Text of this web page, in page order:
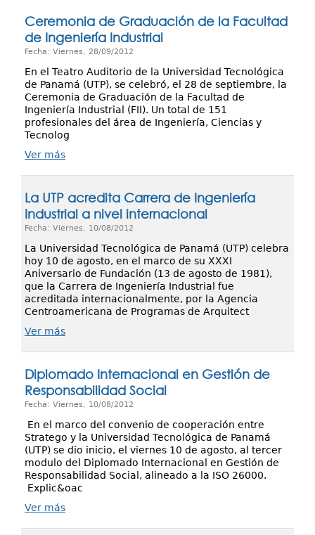
Ceremonia de Graduación de la Facultad
de Ingeniería Industrial
Fecha: Viernes, 28/09/2012
En el Teatro Auditorio de la Universidad Tecnológica
de Panamá (UTP), se celebró, el 28 de septiembre, la
Ceremonia de Graduación de la Facultad de
Ingeniería Industrial (FII). Un total de 151
profesionales del área de Ingeniería, Ciencias y
Tecnolog
Ver más
La UTP acredita Carrera de Ingeniería
Industrial a nivel internacional
Fecha: Viernes, 10/08/2012
La Universidad Tecnológica de Panamá (UTP) celebra
hoy 10 de agosto, en el marco de su XXXI
Aniversario de Fundación (13 de agosto de 1981),
que la Carrera de Ingeniería Industrial fue
acreditada internacionalmente, por la Agencia
Centroamericana de Programas de Arquitect
Ver más
Diplomado Internacional en Gestión de
Responsabilidad Social
Fecha: Viernes, 10/08/2012
En el marco del convenio de cooperación entre
Stratego y la Universidad Tecnológica de Panamá
(UTP) se dio inicio, el viernes 10 de agosto, al tercer
modulo del Diplomado Internacional en Gestión de
Responsabilidad Social, alineado a la ISO 26000.
Explic&oac
Ver más